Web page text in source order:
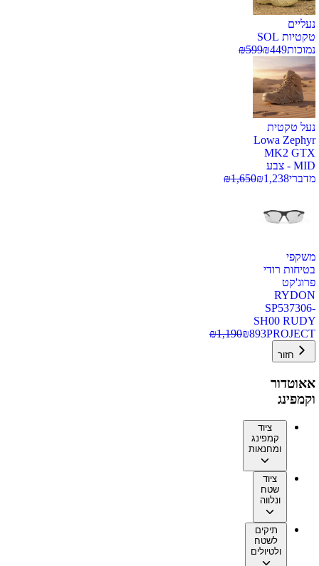
נעליים
טקטיות SOL
נמוכות
₪449
₪599
נעל טקטית
Lowa Zephyr
MK2 GTX
MID - צבע
מדברי
₪1,238
₪1,650
משקפי
בטיחות רודי
פרוג'קט
RYDON
SP537306-
SH00 RUDY
PROJECT
₪893
₪1,190
חזור
אאוטדור
וקמפינג
ציוד
קמפינג
ומחנאות
ציוד
שטח
ונלווה
תיקים
לשטח
ולטיולים